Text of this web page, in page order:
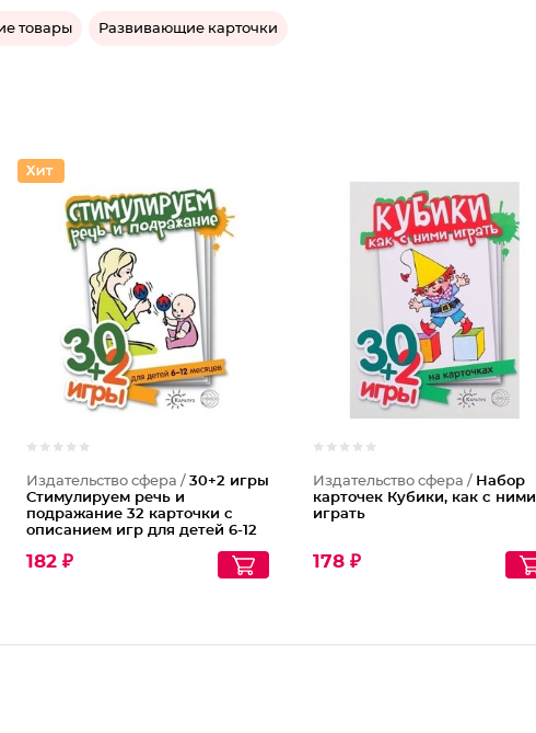
товары Развивающие карточки
Издательство сфера / 30+2 игры
Стимулируем речь и
подражание 32 карточки с
описанием игр для детей 6-12
182 ₽
Издательство сфера / Набор
карточек Кубики, как с ними
играть
178 ₽